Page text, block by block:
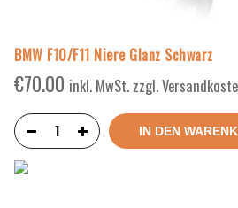
BMW F10/F11 Niere Glanz Schwarz
€70.00 inkl. MwSt. zzgl.
IN DEN